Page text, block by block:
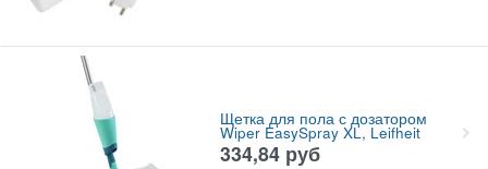
Щетка для пола с дозатором
Wiper EasySpray XL, Leifheit
334,84 руб